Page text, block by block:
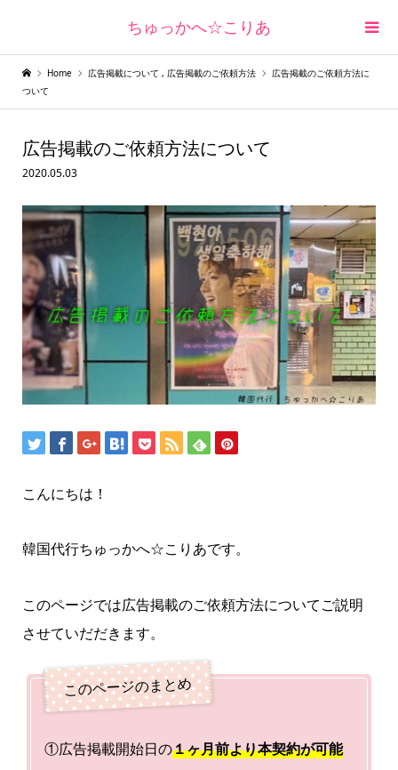
ちゅっかへ☆こりあ
Home 広告掲載について , 広告掲載のご依頼方法
広告掲載のご依頼方法に
ついて
広告掲載のご依頼方法について
2020.05.03
こんにちは！
韓国代行ちゅっかへ☆こりあです。
このページでは広告掲載のご依頼方法についてご説明
させていだだきます。
①広告掲載開始日の１ヶ月前より本契約が可能